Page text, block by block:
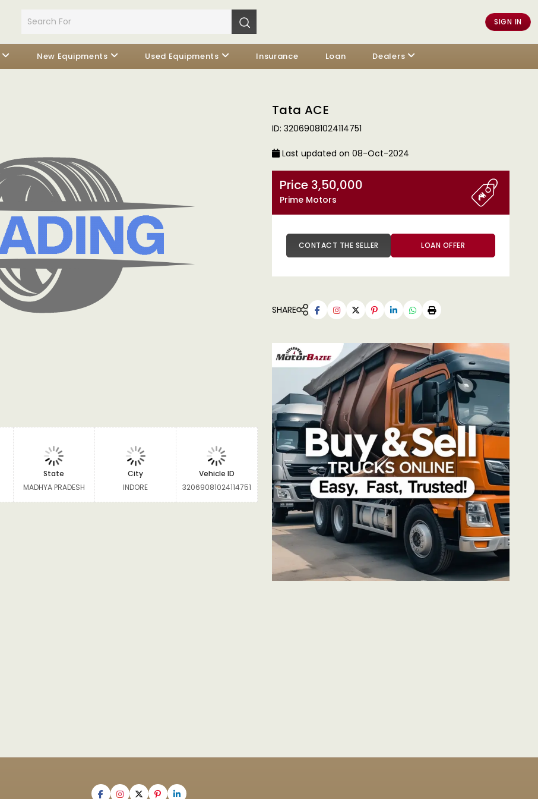
SIGN IN
New Equipments Used Equipments Insurance Loan Dealers
State
MADHYA PRADESH
City
INDORE
Vehicle ID
32069081024114751
Tata ACE
ID: 32069081024114751
Last updated on 08-Oct-2024
Price 3,50,000
Prime Motors
CONTACT THE SELLER LOAN OFFER
SHARE